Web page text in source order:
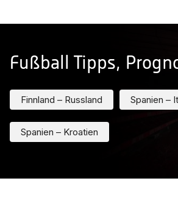
Fußball Tipps,
Finnland – Russland Spanien –
Spanien – Kroatien